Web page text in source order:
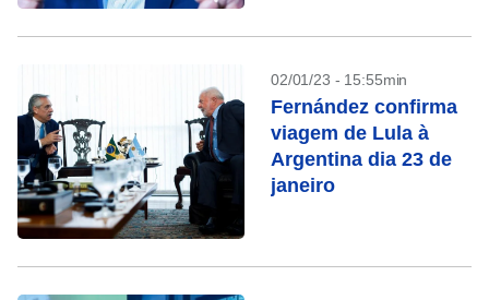
02/01/23 - 15:55min
Fernández confirma
viagem de Lula à
Argentina dia 23 de
janeiro